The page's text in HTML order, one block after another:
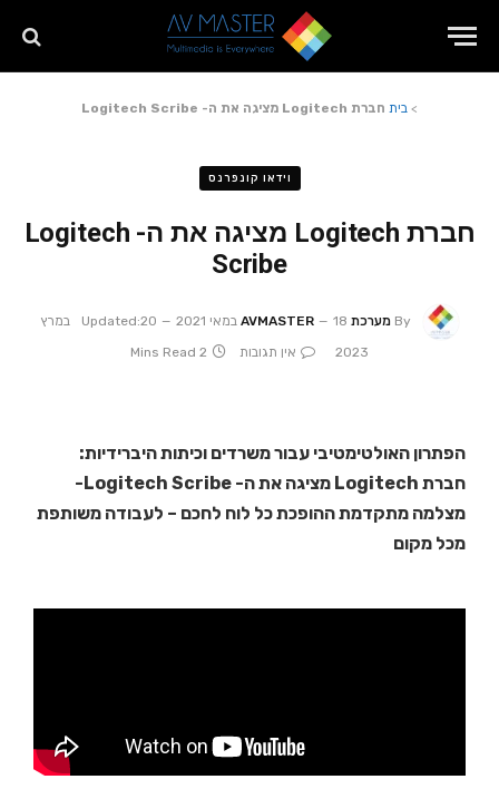
> בית חברת Logitech מציגה את ה- Logitech Scribe
וידאו קונפרנס
חברת Logitech מציגה את ה- Logitech
Scribe
By מערכת AVMASTER 18 במאי 2021 Updated:
20 במרץ
2023
אין תגובות 2 Mins Read
הפתרון האולטימטיבי עבור משרדים וכיתות היברידיות:
חברת Logitech מציגה את ה- Logitech Scribe-
מצלמה מתקדמת ההופכת כל לוח לחכם – לעבודה משותפת
מכל מקום